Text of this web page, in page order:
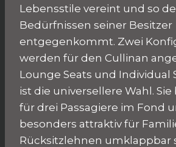
Lebensstile vereint und so
Bedürfnissen seiner Besitzer
entgegenkommt. Zwei
werden für den Cullinan
Lounge Seats und Individual
ist die universellere Wahl.
für drei Passagiere im Fond
besonders attraktiv für
Rücksitzlehnen umklappbar